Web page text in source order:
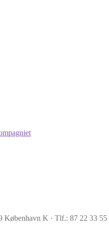
K · Tlf.: 87 22 33